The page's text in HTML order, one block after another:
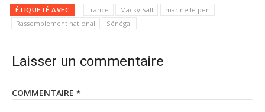
ÉTIQUETÉ AVEC france Macky Sall
marine le pen
Rassemblement national
Sénégal
Laisser un commentaire
COMMENTAIRE *